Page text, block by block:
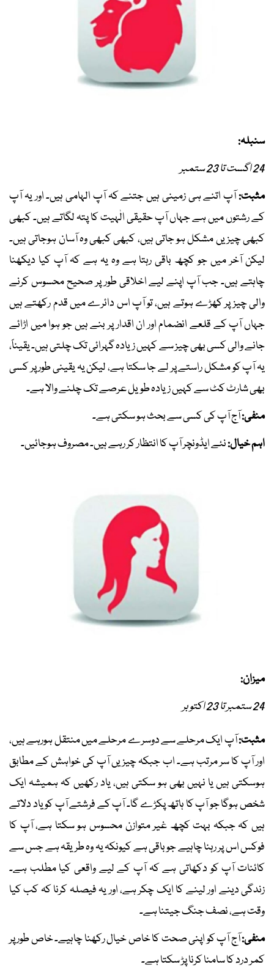
سنبلہ:
24 اگست تا 23 ستمبر
مثبت:آپ اتنے ہی زمینی ہیں جتنے کہ آپ الہامی ہیں۔ اور یہ آپ
کے رشتوں میں ہے جہاں آپ حقیقی الٰہیت کا پتہ لگاتے ہیں۔ کبھی
کبھی چیزیں مشکل ہو جاتی ہیں، کبھی کبھی وہ آسان ہوجاتی ہیں۔
لیکن آخر میں جو کچھ باقی رہتا ہے وہ یہ ہے کہ آپ کیا دیکھنا
چاہتے ہیں۔ جب آپ اپنے لیے اخلاقی طور پر صحیح محسوس کرنے
والی چیز پر کھڑے ہوتے ہیں، تو آپ اس دائرے میں قدم رکھتے ہیں
جہاں آپ کے قلعے انضمام اور ان اقدار پر بنے ہیں جو ہوا میں اڑائے
جانے والی کسی بھی چیز سے کہیں زیادہ گہرائی تک چلتی ہیں۔ یقیناً،
یہ آپ کو مشکل راستے پر لے جا سکتا ہے، لیکن یہ یقینی طور پر کسی
بھی شارٹ کٹ سے کہیں زیادہ طویل عرصے تک چلنے والا ہے۔
منفی:آج آپ کی کسی سے بحث ہو سکتی ہے۔
اہم خیال:نئے ایڈونچر آپ کا انتظار کر رہے ہیں۔ مصروف ہوجائیں۔
میزان:
24 ستمبر تا 23 اکتوبر
مثبت:آپ ایک مرحلے سے دوسرے مرحلے میں منتقل ہورہے ہیں،
اور آپ کا سر مرتب ہے۔ اب جبکہ چیزیں آپ کی خواہش کے مطابق
ہوسکتی ہیں یا نہیں بھی ہو سکتی ہیں، یاد رکھیں کہ ہمیشہ ایک
شخص ہوگا جو آپ کا ہاتھ پکڑے گا۔ آپ کے فرشتے آپ کو یاد دلاتے
ہیں کہ جبکہ بہت کچھ غیر متوازن محسوس ہو سکتا ہے، آپ کا
فوکس اس پر رہنا چاہیے جو باقی ہے کیونکہ یہ وہ طریقہ ہے جس سے
کائنات آپ کو دکھاتی ہے کہ آپ کے لیے واقعی کیا مطلب ہے۔
زندگی دینے اور لینے کا ایک چکر ہے، اور یہ فیصلہ کرنا کہ کب کیا
وقت ہے، نصف جنگ جیتنا ہے۔
منفی:آج آپ کو اپنی صحت کا خاص خیال رکھنا چاہیے۔ خاص طور پر
کمر درد کا سامنا کرنا پڑ سکتا ہے۔